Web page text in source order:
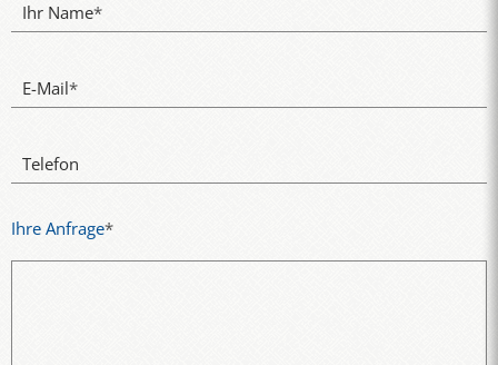
Ihr Name*
E-Mail*
Telefon
Ihre Anfrage*